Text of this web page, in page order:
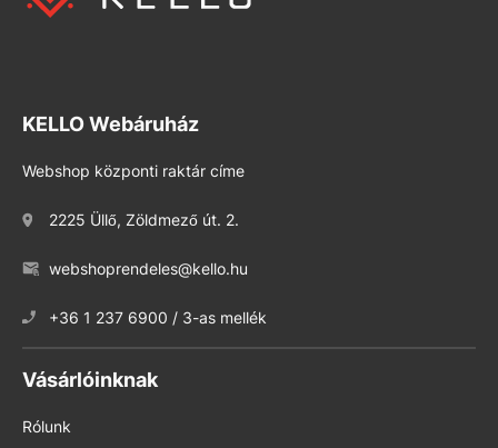
KELLO Webáruház
Webshop központi raktár címe
2225 Üllő, Zöldmező út. 2.
webshoprendeles@kello.hu
+36 1 237 6900 / 3-as mellék
Vásárlóinknak
Rólunk